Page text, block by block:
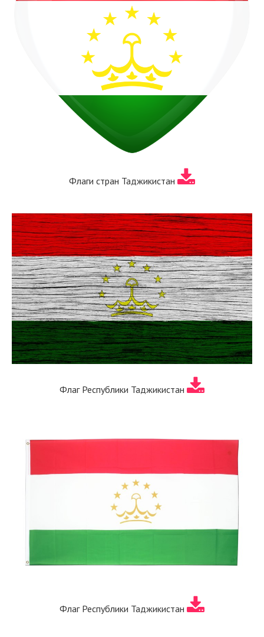
Флаги стран Таджикистан
Флаг Республики Таджикистан
Флаг Республики Таджикистан